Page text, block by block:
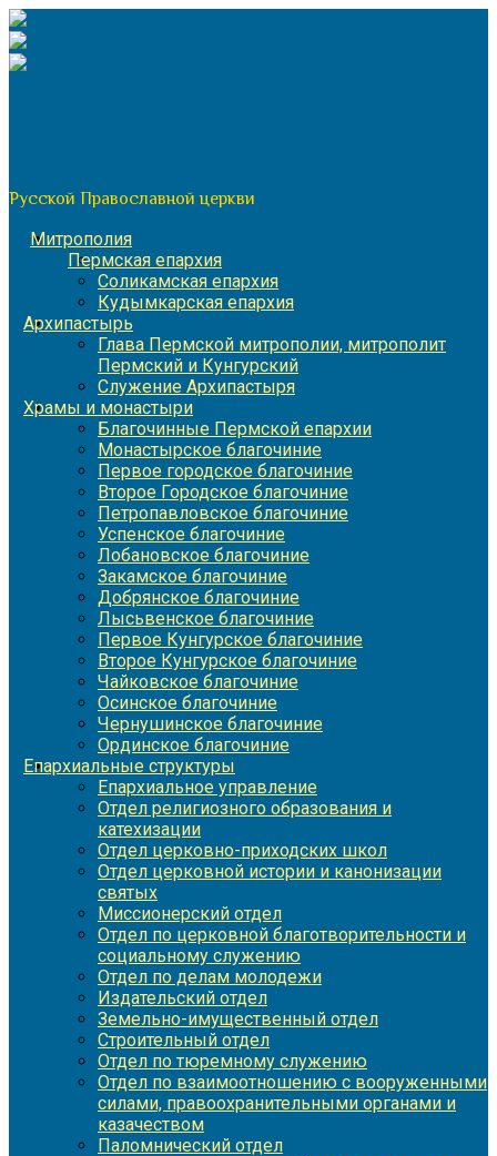
Перейти
к
содержимому
Русской Православной церкви
Митрополия
Пермская епархия
Соликамская епархия
Кудымкарская епархия
Архипастырь
Глава Пермской митрополии, митрополит
Пермский и Кунгурский
Служение Архипастыря
Храмы и монастыри
Благочинные Пермской епархии
Монастырское благочиние
Первое городское благочиние
Второе Городское благочиние
Петропавловское благочиние
Успенское благочиние
Лобановское благочиние
Закамское благочиние
Добрянское благочиние
Лысьвенское благочиние
Первое Кунгурское благочиние
Второе Кунгурское благочиние
Чайковское благочиние
Осинское благочиние
Чернушинское благочиние
Ординское благочиние
Епархиальные структуры
Епархиальное управление
Отдел религиозного образования и
катехизации
Отдел церковно-приходских школ
Отдел церковной истории и канонизации
святых
Миссионерский отдел
Отдел по церковной благотворительности и
социальному служению
Отдел по делам молодежи
Издательский отдел
Земельно-имущественный отдел
Строительный отдел
Отдел по тюремному служению
Отдел по взаимоотношению с вооруженными
силами, правоохранительными органами и
казачеством
Паломнический отдел